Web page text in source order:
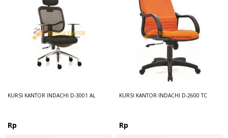
KURSI KANTOR INDACHI D-3001 AL
Rp
KURSI KANTOR INDACHI D-2600 TC
Rp